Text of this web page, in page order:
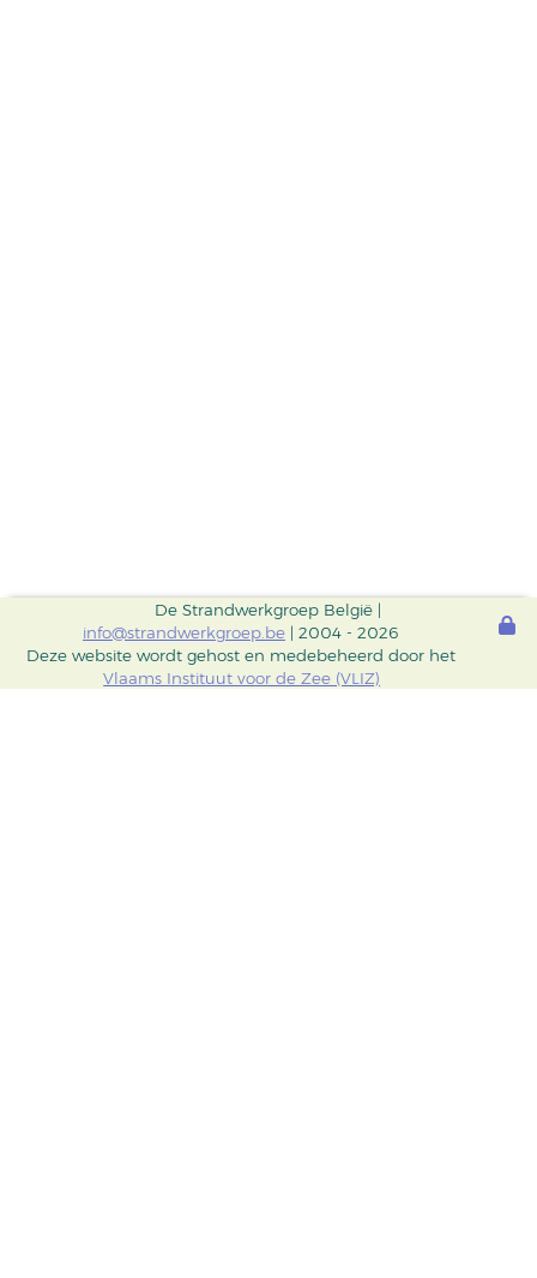
De Strandwerkgroep België |
info@strandwerkgroep.be | 2004 - 2026
Deze website wordt gehost en medebeheerd door het
Vlaams Instituut voor de Zee (VLIZ)